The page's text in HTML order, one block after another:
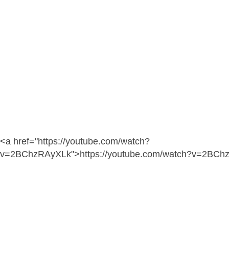
<a href="https://youtube.com/watch?
v=2BChzRAyXLk">https://youtube.com/